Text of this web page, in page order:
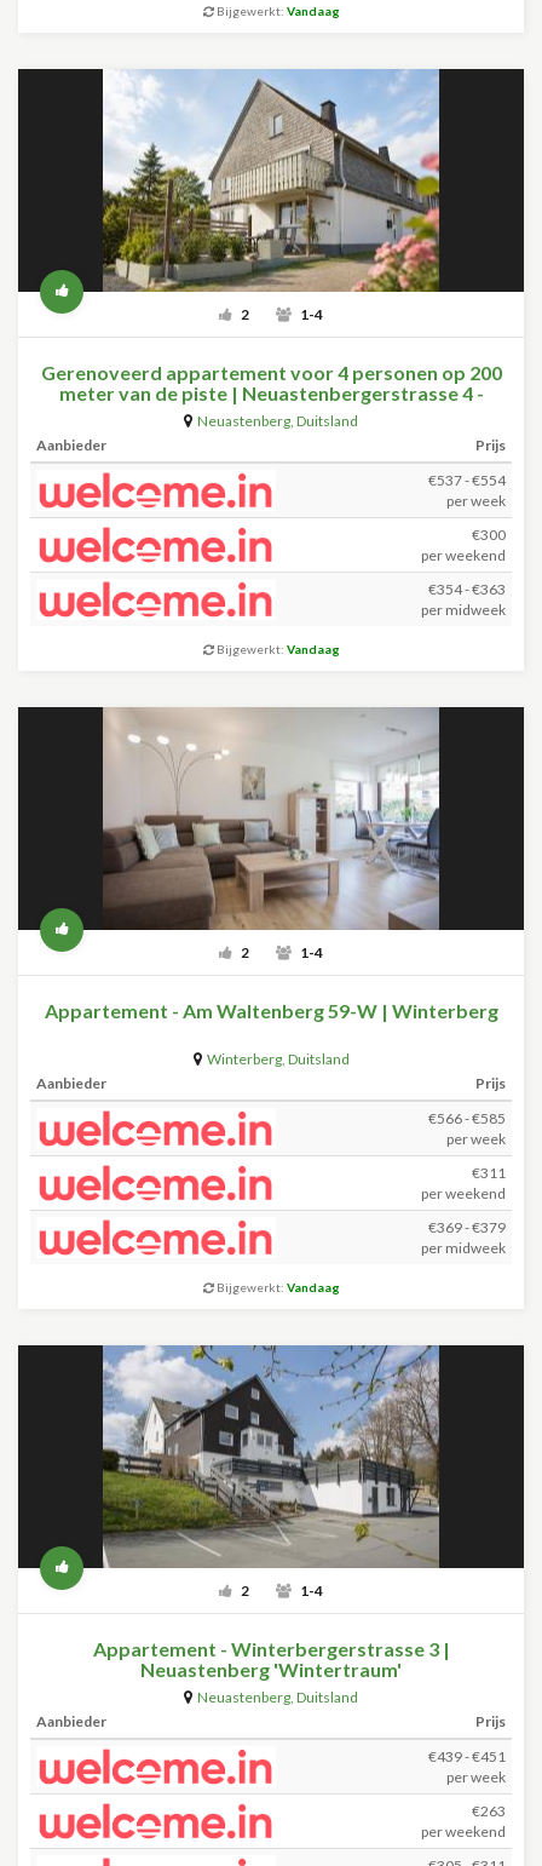
Bijgewerkt: Vandaag
2 1-4
Gerenoveerd appartement voor 4 personen op 200
meter van de piste | Neuastenbergerstrasse 4 -
Neuastenberg (Winterberg)
Neuastenberg, Duitsland
Aanbieder
Prijs
€537 - €554
per week
€300
per weekend
€354 - €363
per midweek
Bijgewerkt: Vandaag
2 1-4
Appartement - Am Waltenberg 59-W | Winterberg
Winterberg, Duitsland
Aanbieder
Prijs
€566 - €585
per week
€311
per weekend
€369 - €379
per midweek
Bijgewerkt: Vandaag
2 1-4
Appartement - Winterbergerstrasse 3 |
Neuastenberg 'Wintertraum'
Neuastenberg, Duitsland
Aanbieder
Prijs
€439 - €451
per week
€263
per weekend